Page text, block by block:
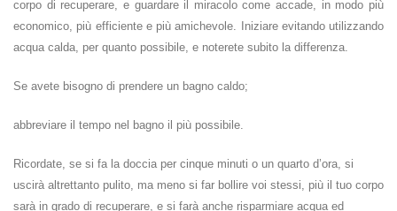
corpo di recuperare, e guardare il miracolo come accade, in modo più
economico, più efficiente e più amichevole. Iniziare evitando utilizzando
acqua calda, per quanto possibile, e noterete subito la differenza.
Se avete bisogno di prendere un bagno caldo;
abbreviare il tempo nel bagno il più possibile.
Ricordate, se si fa la doccia per cinque minuti o un quarto d’ora, si
uscirà altrettanto pulito, ma meno si far bollire voi stessi, più il tuo corpo
sarà in grado di recuperare, e si farà anche risparmiare acqua ed